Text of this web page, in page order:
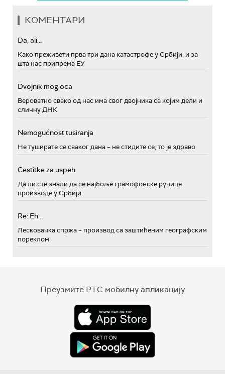
КОМЕНТАРИ
Da, ali...
Како преживети прва три дана катастрофе у Србији, и за
шта нас припрема ЕУ
Dvojnik mog oca
Вероватно свако од нас има свог двојника са којим дели и
сличну ДНК
Nemogućnost tusiranja
Не туширате се сваког дана – не стидите се, то је здраво
Cestitke za uspeh
Да ли сте знали да се најбоље грамофонске ручице
производе у Србији
Re: Eh...
Лесковачка спржа – производ са заштићеним географским
пореклом
Преузмите РТС мобилну апликацију